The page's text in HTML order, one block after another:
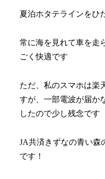
夏泊ホタテラインをひ
常に海を見れて車を走
ごく快適です
ただ、私のスマホは楽
すが、一部電波が届か
したので少し残念です
JA共済きずなの青い森
です！